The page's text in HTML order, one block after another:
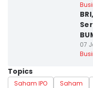
07
Topics
Saham IPO Saham